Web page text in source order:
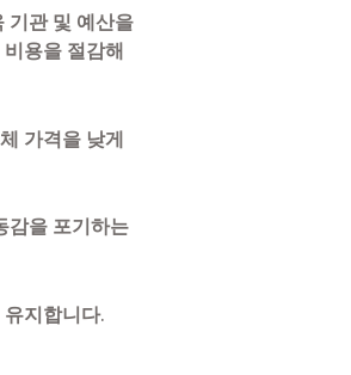
기관 및 예산을
용을 절감해
가격을 낮게
감을 포기하는
지합니다.